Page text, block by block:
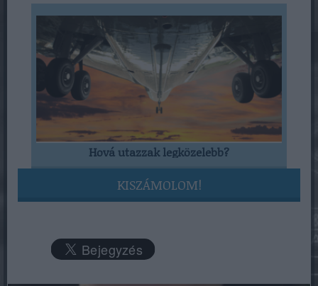
Hová utazzak legközelebb?
KISZÁMOLOM!